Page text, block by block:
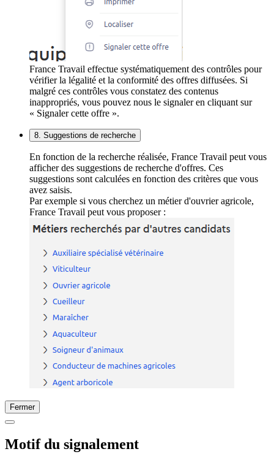
France Travail effectue systématiquement des contrôles pour
vérifier la légalité et la conformité des offres diffusées. Si
malgré ces contrôles vous constatez des contenus
inappropriés, vous pouvez nous le signaler en cliquant sur
« Signaler cette offre ».
8. Suggestions de recherche
En fonction de la recherche réalisée, France Travail peut vous
afficher des suggestions de recherche d'offres. Ces
suggestions sont calculées en fonction des critères que vous
avez saisis.
Par exemple si vous cherchez un métier d'ouvrier agricole,
France Travail peut vous proposer :
Fermer
Motif du signalement